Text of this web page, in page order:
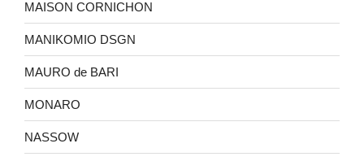
MAISON CORNICHON
MANIKOMIO DSGN
MAURO de BARI
MONARO
NASSOW